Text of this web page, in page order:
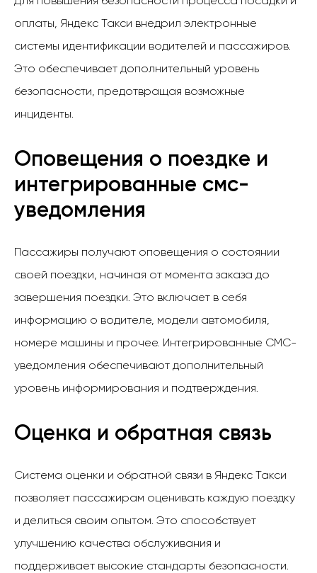
оплаты, Яндекс Такси внедрил электронные
системы идентификации водителей и пассажиров.
Это обеспечивает дополнительный уровень
безопасности, предотвращая возможные
инциденты.
Оповещения о поездке и
интегрированные смс-
уведомления
Пассажиры получают оповещения о состоянии
своей поездки, начиная от момента заказа до
завершения поездки. Это включает в себя
информацию о водителе, модели автомобиля,
номере машины и прочее. Интегрированные СМС-
уведомления обеспечивают дополнительный
уровень информирования и подтверждения.
Оценка и обратная связь
Система оценки и обратной связи в Яндекс Такси
позволяет пассажирам оценивать каждую поездку
и делиться своим опытом. Это способствует
улучшению качества обслуживания и
поддерживает высокие стандарты безопасности.